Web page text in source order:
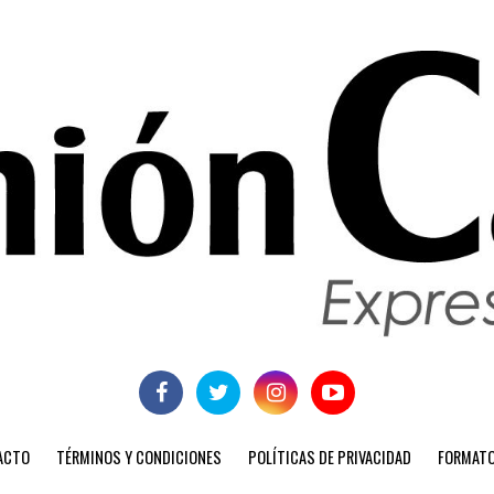
TÉRMINOS Y CONDICIONES POLÍTICAS DE PRIVACIDAD